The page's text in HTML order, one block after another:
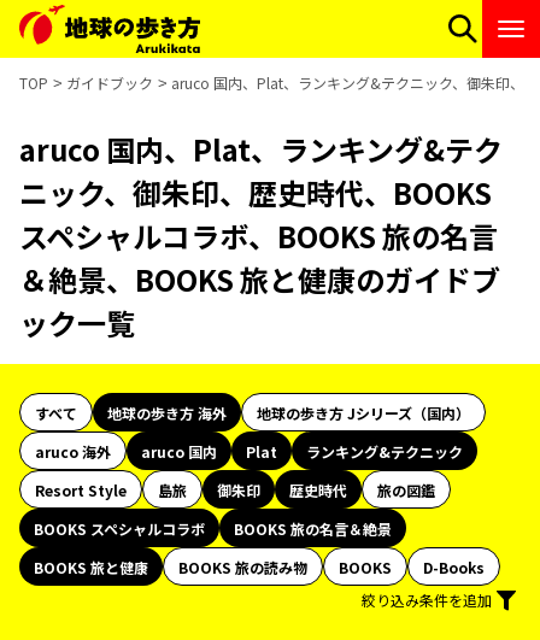
TOP ガイドブック aruco 国内、Plat、ランキング&テクニック、御朱印、
aruco 国内、Plat、ランキング&テク
ニック、御朱印、歴史時代、BOOKS
スペシャルコラボ、BOOKS 旅の名言
＆絶景、BOOKS 旅と健康のガイドブ
ック一覧
すべて 地球の歩き方 海外
地球の歩き方 Jシリーズ（国内）
aruco 海外
aruco 国内 Plat
ランキング&テクニック
Resort Style
島旅 御朱印 歴史時代
旅の図鑑
BOOKS スペシャルコラボ
BOOKS 旅の名言＆絶景
BOOKS 旅と健康
BOOKS 旅の読み物 BOOKS
D-Books
絞り込み条件を追加